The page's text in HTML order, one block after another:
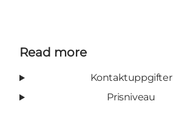
Read more
Kontaktuppgifter
Prisniveau